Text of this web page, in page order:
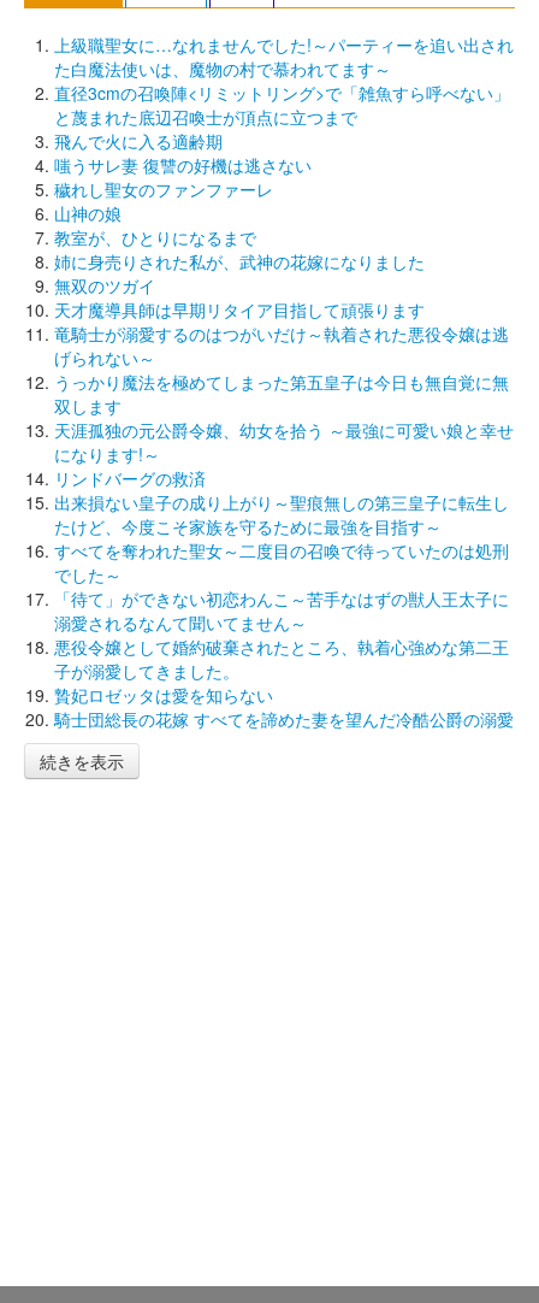
上級職聖女に…なれませんでした!～パーティーを追い出され
た白魔法使いは、魔物の村で慕われてます～
直径3cmの召喚陣<リミットリング>で「雑魚すら呼べない」
と蔑まれた底辺召喚士が頂点に立つまで
飛んで火に入る適齢期
嗤うサレ妻 復讐の好機は逃さない
穢れし聖女のファンファーレ
山神の娘
教室が、ひとりになるまで
姉に身売りされた私が、武神の花嫁になりました
無双のツガイ
天才魔導具師は早期リタイア目指して頑張ります
竜騎士が溺愛するのはつがいだけ～執着された悪役令嬢は逃
げられない～
うっかり魔法を極めてしまった第五皇子は今日も無自覚に無
双します
天涯孤独の元公爵令嬢、幼女を拾う ～最強に可愛い娘と幸せ
になります!～
リンドバーグの救済
出来損ない皇子の成り上がり～聖痕無しの第三皇子に転生し
たけど、今度こそ家族を守るために最強を目指す～
すべてを奪われた聖女～二度目の召喚で待っていたのは処刑
でした～
「待て」ができない初恋わんこ～苦手なはずの獣人王太子に
溺愛されるなんて聞いてません～
悪役令嬢として婚約破棄されたところ、執着心強めな第二王
子が溺愛してきました。
贄妃ロゼッタは愛を知らない
騎士団総長の花嫁 すべてを諦めた妻を望んだ冷酷公爵の溺愛
続きを表示